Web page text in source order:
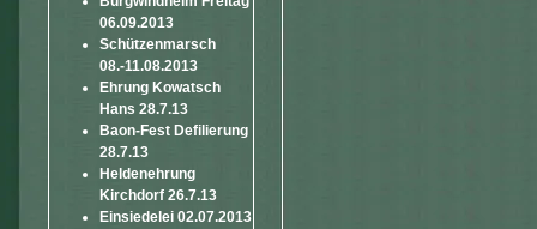
06.09.2013
Schützenmarsch
08.-11.08.2013
Ehrung Kowatsch
Hans 28.7.13
Baon-Fest Defilierung
28.7.13
Heldenehrung
Kirchdorf 26.7.13
Einsiedelei 02.07.2013